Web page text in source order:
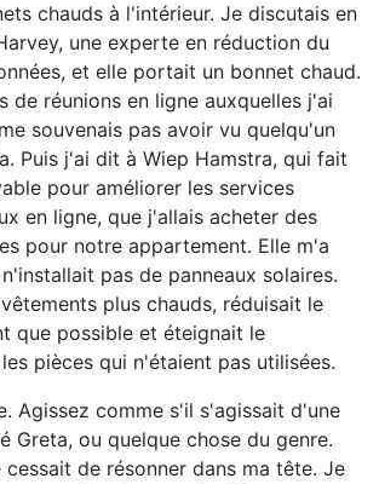
chauds à l'intérieur. Je discutais en
une experte en réduction du
et elle portait un bonnet chaud.
de réunions en ligne auxquelles j'ai
souvenais pas avoir vu quelqu'un
Puis j'ai dit à Wiep Hamstra, qui fait
pour améliorer les services
en ligne, que j'allais acheter des
pour notre appartement. Elle m'a
pas de panneaux solaires.
plus chauds, réduisait le
que possible et éteignait le
pièces qui n'étaient pas utilisées.
Agissez comme s'il s'agissait d'une
Greta, ou quelque chose du genre.
cessait de résonner dans ma tête. Je